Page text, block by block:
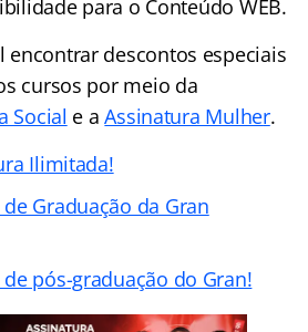
para o Conteúdo WEB.
encontrar descontos especiais
cursos por meio da
Social e aAssinatura Mulher.
Ilimitada!
Graduação da Gran
pós-graduação do Gran!